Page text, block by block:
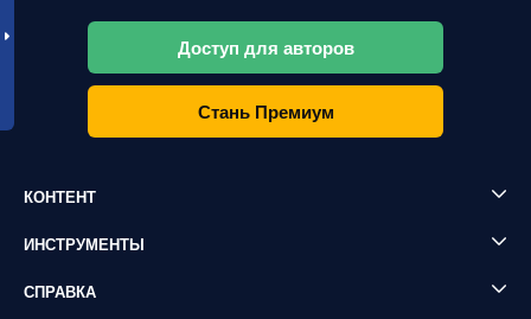
Доступ для авторов
Стань Премиум
КОНТЕНТ
ИНСТРУМЕНТЫ
СПРАВКА